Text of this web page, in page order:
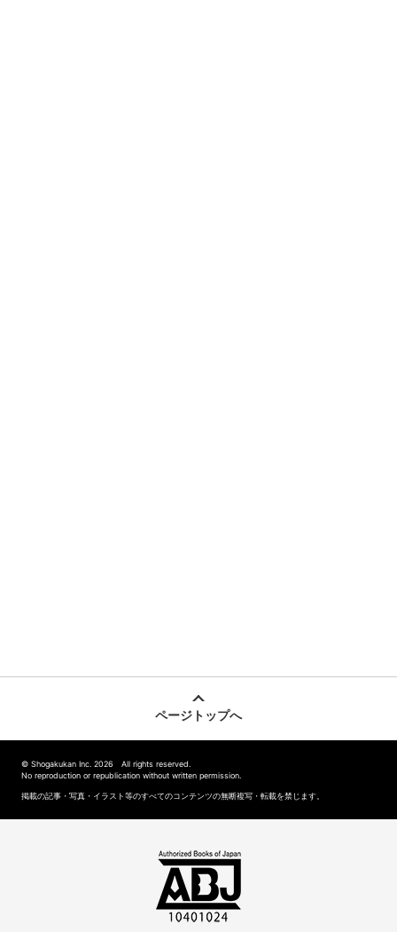
ページトップへ
© Shogakukan Inc. 2026 All rights reserved.
No reproduction or republication without written permission.
掲載の記事・写真・イラスト等のすべてのコンテンツの無断複写・転載を禁じます。